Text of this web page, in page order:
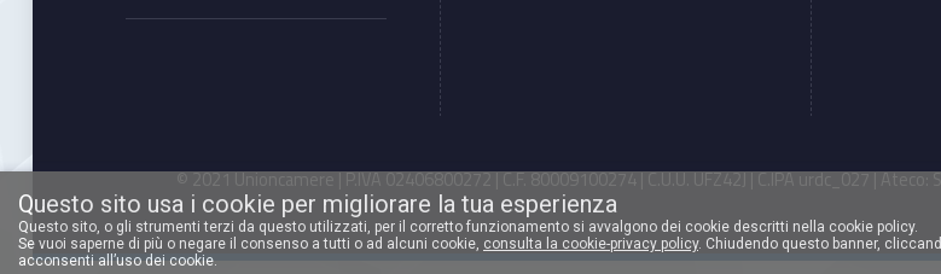
© 2021 Unioncamere | P.IVA 02406800272 | C.F. 80009100274 | C.U.U. UFZ42J | C.IPA urdc_027 | Ateco:
Questo sito usa i cookie per migliorare la tua esperienza
Questo sito, o gli strumenti terzi da questo utilizzati, per il corretto funzionamento si avvalgono dei cookie descritti nella cookie policy.
Se vuoi saperne di più o negare il consenso a tutti o ad alcuni cookie, consulta la cookie-privacy policy. Chiudendo questo banner,
acconsenti all’uso dei cookie.